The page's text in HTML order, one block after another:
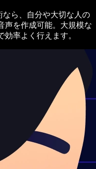
なら、自分や大切な人の
声を作成可能。大規模な
率よく行えます。